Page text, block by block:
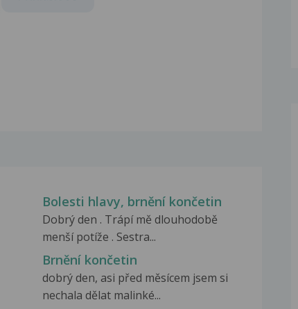
Bolesti hlavy, brnění končetin
Dobrý den . Trápí mě dlouhodobě
menší potíže . Sestra...
Brnění končetin
dobrý den, asi před měsícem jsem si
nechala dělat malinké...